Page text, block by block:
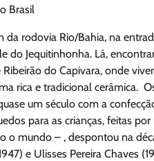
Brasil
da rodovia Rio/Bahia, na
do Jequitinhonha. Lá,
do Capivara, onde
rica e tradicional cerâmica.
um século com a
para as crianças, feitas
o mundo – , despontou na
e Ulisses Pereira Chaves